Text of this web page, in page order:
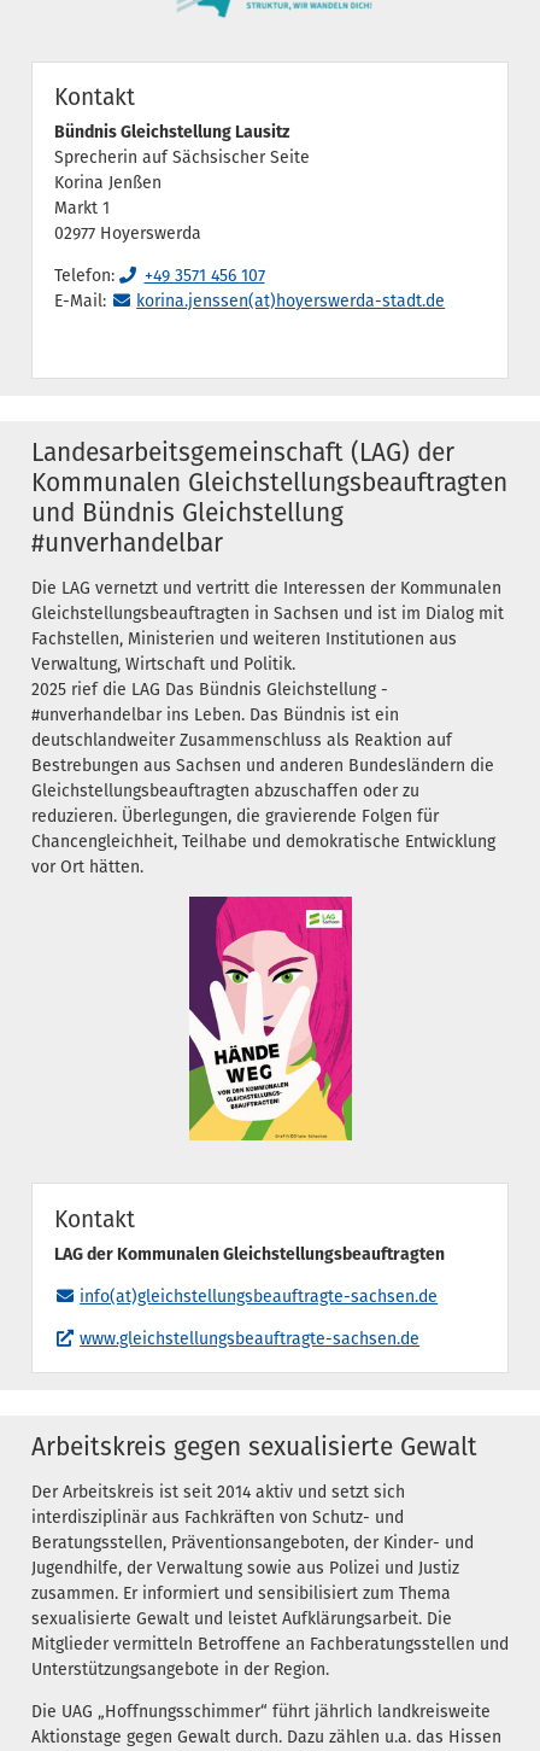
Kontakt
Bündnis Gleichstellung Lausitz
Sprecherin auf Sächsischer Seite
Korina Jenßen
Markt 1
02977 Hoyerswerda
Telefon:
+49 3571 456 107
E-Mail:
korina.jenssen(at)hoyerswerda-stadt.de
Landesarbeitsgemeinschaft (LAG) der
Kommunalen Gleichstellungsbeauftragten
und Bündnis Gleichstellung
#unverhandelbar
Die LAG vernetzt und vertritt die Interessen der Kommunalen
Gleichstellungsbeauftragten in Sachsen und ist im Dialog mit
Fachstellen, Ministerien und weiteren Institutionen aus
Verwaltung, Wirtschaft und Politik.
2025 rief die LAG Das Bündnis Gleichstellung -
#unverhandelbar ins Leben. Das Bündnis ist ein
deutschlandweiter Zusammenschluss als Reaktion auf
Bestrebungen aus Sachsen und anderen Bundesländern die
Gleichstellungsbeauftragten abzuschaffen oder zu
reduzieren. Überlegungen, die gravierende Folgen für
Chancengleichheit, Teilhabe und demokratische Entwicklung
vor Ort hätten.
Kontakt
LAG der Kommunalen Gleichstellungsbeauftragten
info(at)gleichstellungsbeauftragte-sachsen.de
www.gleichstellungsbeauftragte-sachsen.de
Arbeitskreis gegen sexualisierte Gewalt
Der Arbeitskreis ist seit 2014 aktiv und setzt sich
interdisziplinär aus Fachkräften von Schutz- und
Beratungsstellen, Präventionsangeboten, der Kinder- und
Jugendhilfe, der Verwaltung sowie aus Polizei und Justiz
zusammen. Er informiert und sensibilisiert zum Thema
sexualisierte Gewalt und leistet Aufklärungsarbeit. Die
Mitglieder vermitteln Betroffene an Fachberatungsstellen und
Unterstützungsangebote in der Region.
Die UAG „Hoffnungsschimmer“ führt jährlich landkreisweite
Aktionstage gegen Gewalt durch. Dazu zählen u.a. das Hissen